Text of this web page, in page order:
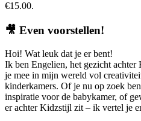
€15.00.
🎥 Even voorstellen!
Hoi! Wat leuk dat je er bent!
Ik ben Engelien, het gezicht
je mee in mijn wereld vol
kinderkamers. Of je nu op zoek
inspiratie voor de babykamer, of
er achter Kidzstijl zit – ik vertel je